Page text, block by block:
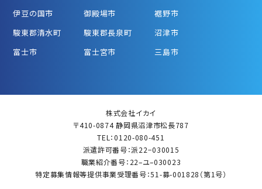
伊豆の国市
御殿場市
裾野市
駿東郡清水町
駿東郡長泉町
沼津市
富士市
富士宮市 三島市
株式会社イカイ
〒410-0874 静岡県沼津市松長787
TEL：0120-080-451
派遣許可番号：派22−030015
職業紹介番号：22–ユ–030023
特定募集情報等提供事業受理番号：51-募-001828（第1号）